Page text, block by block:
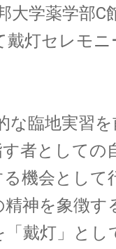
大学薬学部C
戴灯セレモ
臨地実習
者としての
機会として
神を象徴す
戴灯」とし